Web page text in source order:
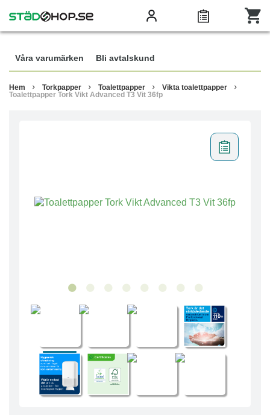
Våra varumärken Bli avtalskund
Hem Torkpapper Toalettpapper
Vikta toalettpapper
Toalettpapper Tork Vikt Advanced T3 Vit 36fp